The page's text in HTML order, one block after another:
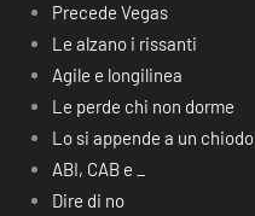
Precede Vegas
Le alzano i rissanti
Agile e longilinea
Le perde chi non dorme
Lo si appende a un chiodo
ABI, CAB e _
Dire di no